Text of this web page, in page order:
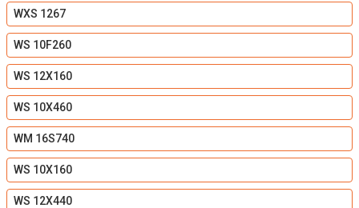
WXS 1267
WS 10F260
WS 12X160
WS 10X460
WM 16S740
WS 10X160
WS 12X440